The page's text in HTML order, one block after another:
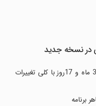
در نسخه جدید
● آپدیت ویژه برنامه بعد از 4 سال و 3 ماه و 17روز با کلی تغییرات
برنامه